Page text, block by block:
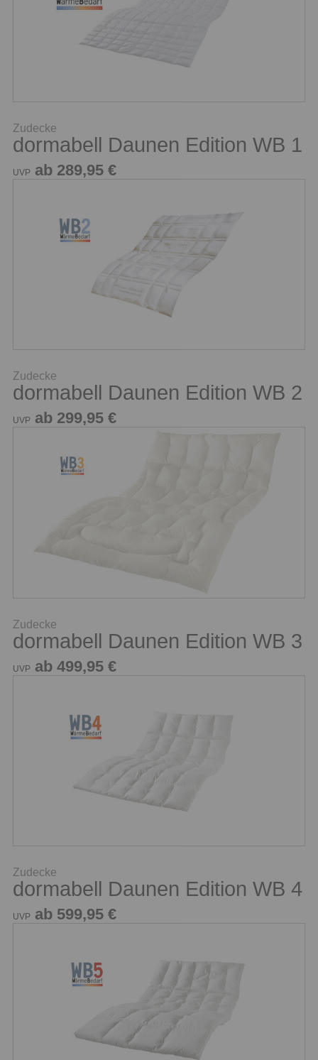
Zudecke
dormabell Daunen Edition WB 1
UVP ab 289,95 €
Zudecke
dormabell Daunen Edition WB 2
UVP ab 299,95 €
Zudecke
dormabell Daunen Edition WB 3
UVP ab 499,95 €
Zudecke
dormabell Daunen Edition WB 4
UVP ab 599,95 €